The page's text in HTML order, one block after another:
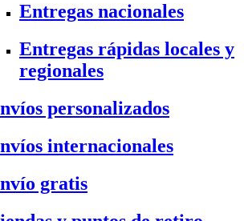
Entregas nacionales
Entregas rápidas locales y
regionales
personalizados
internacionales
gratis